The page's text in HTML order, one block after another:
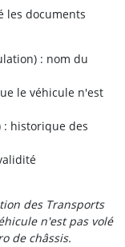
les documents
: nom du
le véhicule n'est
: historique des
des Transports
n'est pas volé
de châssis.